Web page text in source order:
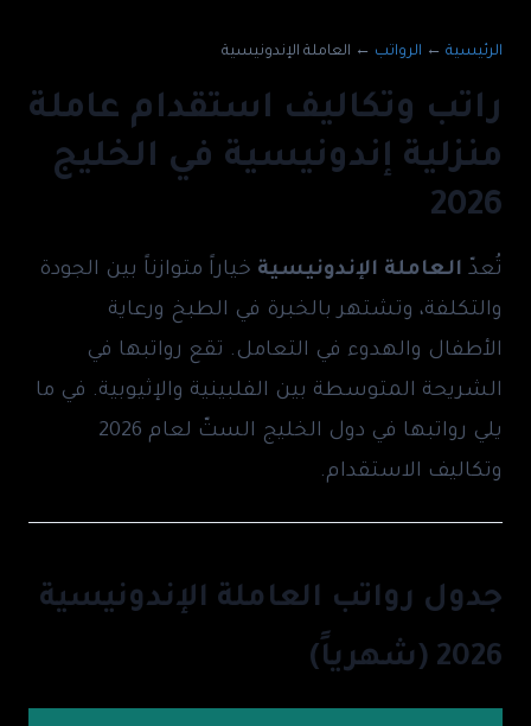
الرئيسية ← الرواتب ← العاملة الإندونيسية
راتب وتكاليف استقدام عاملة
منزلية إندونيسية في الخليج
2026
تُعدّ العاملة الإندونيسية خياراً متوازناً بين الجودة
والتكلفة، وتشتهر بالخبرة في الطبخ ورعاية
الأطفال والهدوء في التعامل. تقع رواتبها في
الشريحة المتوسطة بين الفلبينية والإثيوبية. في ما
يلي رواتبها في دول الخليج الستّ لعام 2026
وتكاليف الاستقدام.
جدول رواتب العاملة الإندونيسية
2026 (شهرياً)